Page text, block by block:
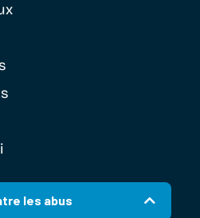
les abus